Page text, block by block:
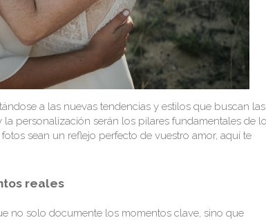
a las nuevas tendencias y estilos que buscan las
personalización serán los pilares fundamentales de
sean un reflejo perfecto de vuestro amor, aquí te
reales
no solo documente los momentos clave, sino que